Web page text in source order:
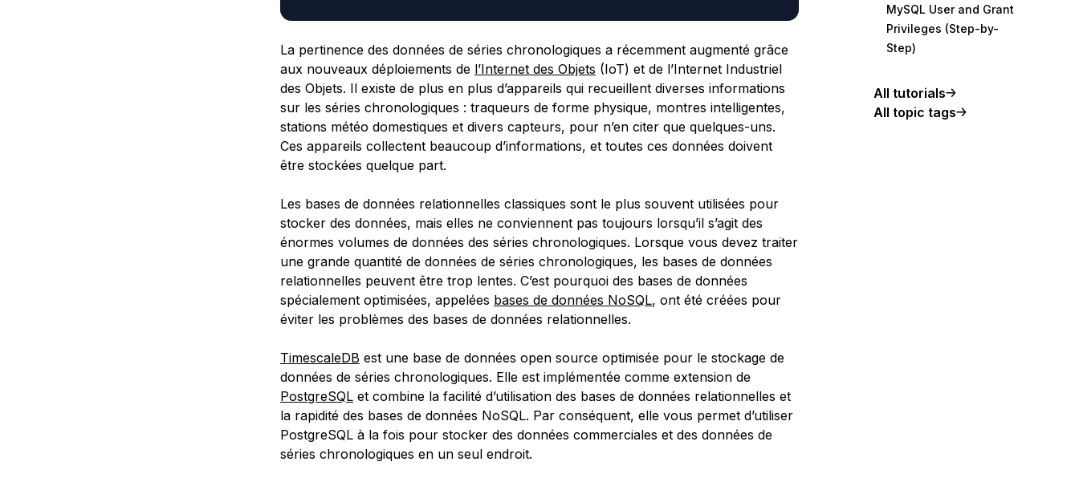
La pertinence des données de séries chronologiques a récemment augmenté grâce
aux nouveaux déploiements de l’Internet des Objets (IoT) et de l’Internet Industriel
des Objets. Il existe de plus en plus d’appareils qui recueillent diverses informations
sur les séries chronologiques : traqueurs de forme physique, montres intelligentes,
stations météo domestiques et divers capteurs, pour n’en citer que quelques-uns.
Ces appareils collectent beaucoup d’informations, et toutes ces données doivent
être stockées quelque part.
Les bases de données relationnelles classiques sont le plus souvent utilisées pour
stocker des données, mais elles ne conviennent pas toujours lorsqu’il s’agit des
énormes volumes de données des séries chronologiques. Lorsque vous devez traiter
une grande quantité de données de séries chronologiques, les bases de données
relationnelles peuvent être trop lentes. C’est pourquoi des bases de données
spécialement optimisées, appelées bases de données NoSQL, ont été créées pour
éviter les problèmes des bases de données relationnelles.
TimescaleDB est une base de données open source optimisée pour le stockage de
données de séries chronologiques. Elle est implémentée comme extension de
PostgreSQLet combine la facilité d’utilisation des bases de données relationnelles et
la rapidité des bases de données NoSQL. Par conséquent, elle vous permet d’utiliser
PostgreSQL à la fois pour stocker des données commerciales et des données de
séries chronologiques en un seul endroit.
MySQL User and Grant
Privileges (Step-by-
Step)
All tutorials
All topic tags